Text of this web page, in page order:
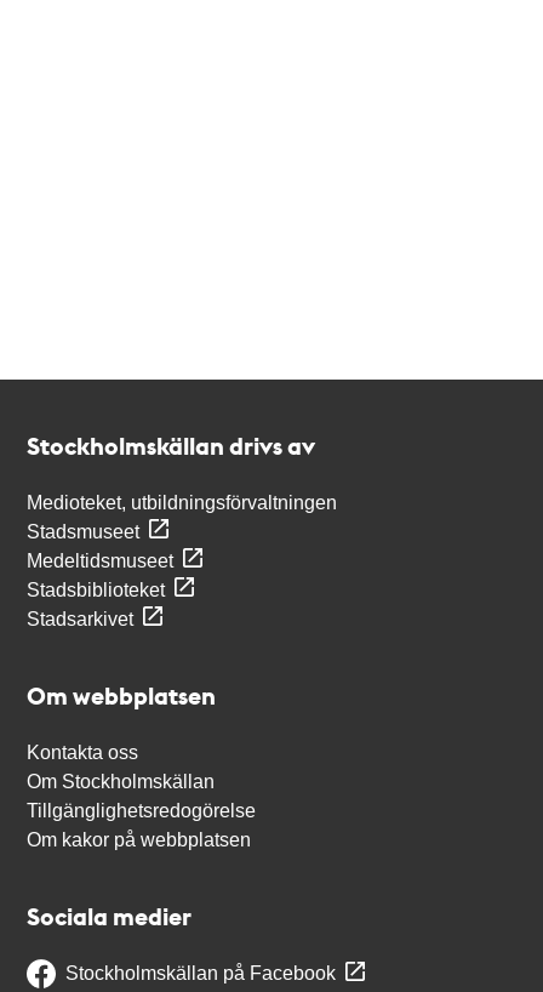
Stockholmskällan drivs av
Medioteket, utbildningsförvaltningen
Stadsmuseet
Medeltidsmuseet
Stadsbiblioteket
Stadsarkivet
Om webbplatsen
Kontakta oss
Om Stockholmskällan
Tillgänglighetsredogörelse
Om kakor på webbplatsen
Sociala medier
Stockholmskällan på Facebook